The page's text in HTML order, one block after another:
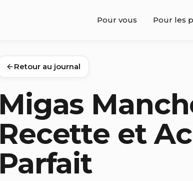
Pour vous Pour les
Retour au journal
Migas
Recette et
Parfait